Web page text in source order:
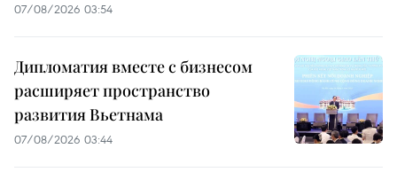
07/08/2026 03:54
Дипломатия вместе с бизнесом
расширяет пространство
развития Вьетнама
07/08/2026 03:44